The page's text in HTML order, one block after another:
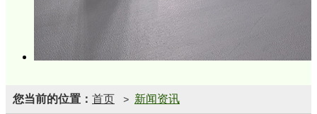
您当前的位置： 首页 > 新闻资讯